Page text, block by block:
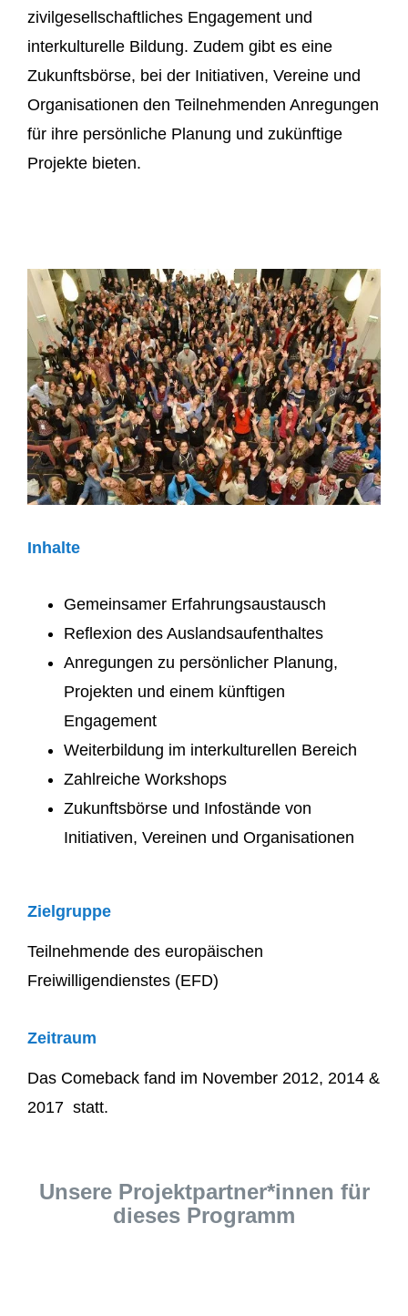
zivilgesellschaftliches Engagement und
interkulturelle Bildung. Zudem gibt es eine
Zukunftsbörse, bei der Initiativen, Vereine und
Organisationen den Teilnehmenden Anregungen
für ihre persönliche Planung und zukünftige
Projekte bieten.
Inhalte
Gemeinsamer Erfahrungsaustausch
Reflexion des Auslandsaufenthaltes
Anregungen zu persönlicher Planung,
Projekten und einem künftigen
Engagement
Weiterbildung im interkulturellen Bereich
Zahlreiche Workshops
Zukunftsbörse und Infostände von
Initiativen, Vereinen und Organisationen
Zielgruppe
Teilnehmende des europäischen
Freiwilligendienstes (EFD)
Zeitraum
Das Comeback fand im November 2012, 2014 &
2017 statt.
Unsere Projektpartner*innen für
dieses Programm